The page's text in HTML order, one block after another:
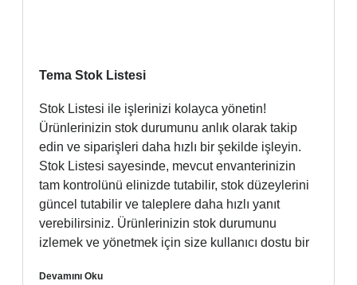
Tema Stok Listesi
Stok Listesi ile işlerinizi kolayca yönetin!
Ürünlerinizin stok durumunu anlık olarak takip
edin ve siparişleri daha hızlı bir şekilde işleyin.
Stok Listesi sayesinde, mevcut envanterinizin
tam kontrolünü elinizde tutabilir, stok düzeylerini
güncel tutabilir ve taleplere daha hızlı yanıt
verebilirsiniz. Ürünlerinizin stok durumunu
izlemek ve yönetmek için size kullanıcı dostu bir
Devamını Oku